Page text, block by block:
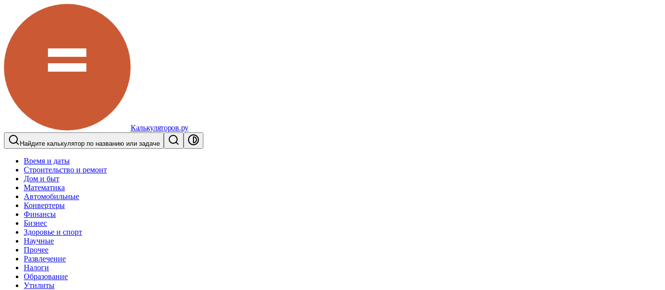
Калькуляторов.ру
Найдите калькулятор по названию или задаче
Время и даты
Строительство и ремонт
Дом и быт
Математика
Автомобильные
Конвертеры
Финансы
Бизнес
Здоровье и спорт
Научные
Прочее
Развлечение
Налоги
Образование
Утилиты